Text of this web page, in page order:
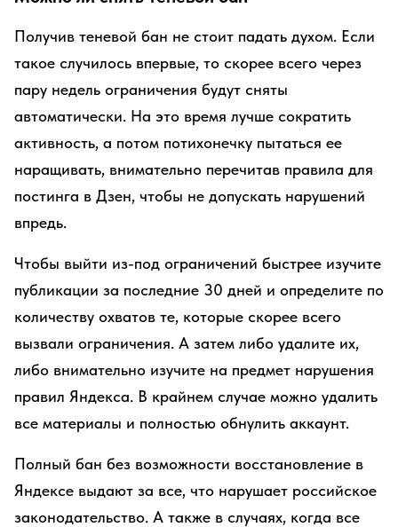
Получив теневой бан не стоит падать духом. Если
такое случилось впервые, то скорее всего через
пару недель ограничения будут сняты
автоматически. На это время лучше сократить
активность, а потом потихонечку пытаться ее
наращивать, внимательно перечитав правила для
постинга в Дзен, чтобы не допускать нарушений
впредь.
Чтобы выйти из-под ограничений быстрее изучите
публикации за последние 30 дней и определите по
количеству охватов те, которые скорее всего
вызвали ограничения. А затем либо удалите их,
либо внимательно изучите на предмет нарушения
правил Яндекса. В крайнем случае можно удалить
все материалы и полностью обнулить аккаунт.
Полный бан без возможности восстановление в
Яндексе выдают за все, что нарушает российское
законодательство. А также в случаях, когда все